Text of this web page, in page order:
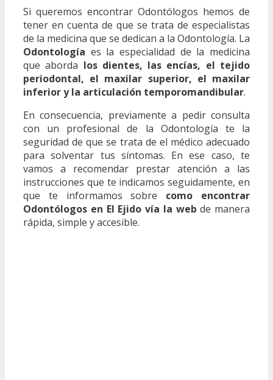
Si queremos encontrar Odontólogos hemos de
tener en cuenta de que se trata de especialistas
de la medicina que se dedican a la Odontología. La
Odontología es la especialidad de la medicina
que aborda los dientes, las encías, el tejido
periodontal, el maxilar superior, el maxilar
inferior y la articulación temporomandibular.
En consecuencia, previamente a pedir consulta
con un profesional de la Odontología te la
seguridad de que se trata de el médico adecuado
para solventar tus síntomas. En ese caso, te
vamos a recomendar prestar atención a las
instrucciones que te indicamos seguidamente, en
que te informamos sobre como encontrar
Odontólogos en El Ejido vía la web de manera
rápida, simple y accesible.